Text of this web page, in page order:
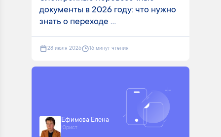
документы в 2026 году: что нужно
знать о переходе ...
28 июля 2026 16 минут чтения
Ефимова Елена
Юрист